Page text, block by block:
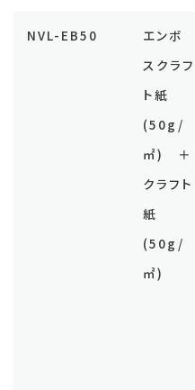
NVL-EB50
エンボ
スクラフ
ト紙
(50g/
㎡) ＋
クラフト
紙
(50g/
㎡)